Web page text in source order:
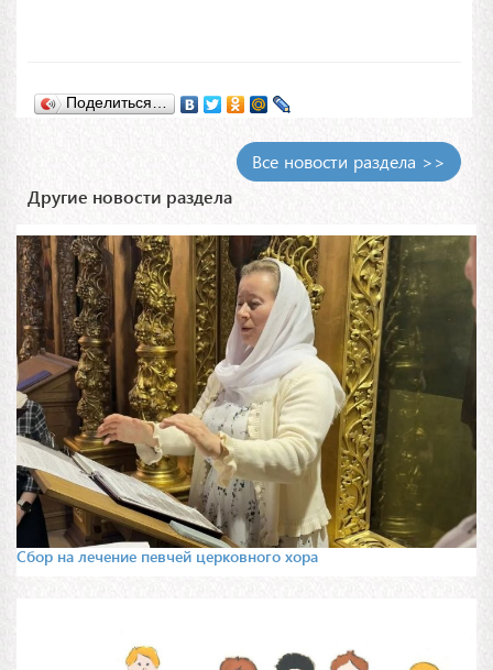
Поделиться…
Все новости раздела >>
Другие новости раздела
Сбор на лечение певчей церковного хора